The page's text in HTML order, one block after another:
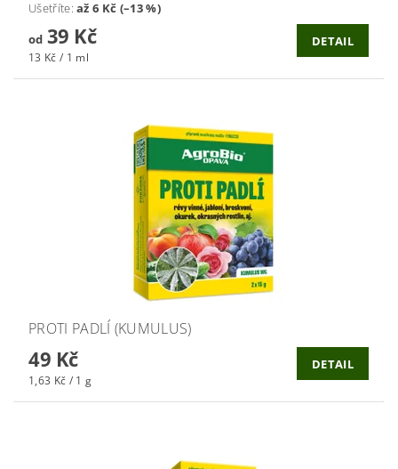
Ušetříte:až 6 Kč (–13 %)
od39 Kč
13 Kč / 1 ml
DETAIL
PROTI PADLÍ (KUMULUS)
49 Kč
1,63 Kč / 1 g
DETAIL